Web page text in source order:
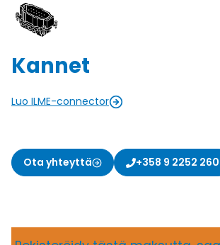
Kannet
Luo ILME-connector
Ota yhteyttä +358 9 2252 260